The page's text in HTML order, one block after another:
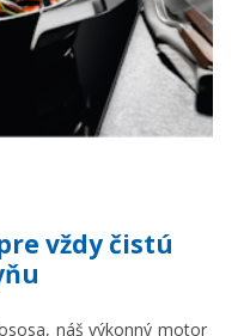
vždy čistú
náš výkonný motor